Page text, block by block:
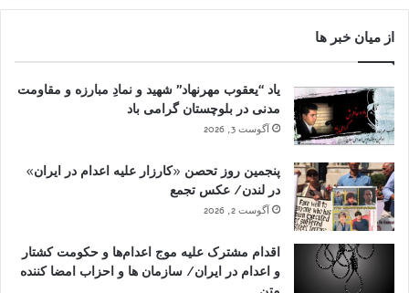
از میان خبر ها
یاد “یعقوب مهرنهاد” شهید و نمادِ مبارزه و مقاومت
مدنی در بلوچستان گرامی باد
آگوست 3, 2026
پنجمین روز تحصن «کارزار علیه اعدام در ایران»
در لندن/ عکس تجمع
آگوست 2, 2026
اقدام مشترک علیه موج اعدام‌ها و حکومت کشتار
و اعدام در ایران/ سازمان ها و احزاب امضا کننده